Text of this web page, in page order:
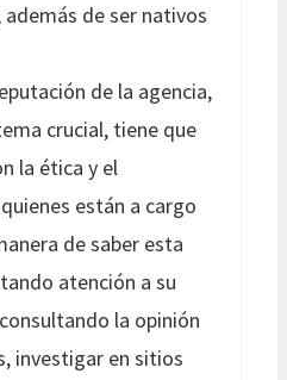
de ser nativos
de la agencia,
crucial, tiene que
la ética y el
están a cargo
de saber esta
atención a su
la opinión
investigar en sitios